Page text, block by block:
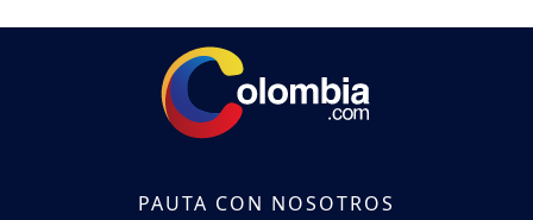
PAUTA CON NOSOTROS